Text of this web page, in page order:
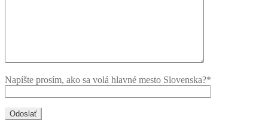
Napíšte prosím, ako sa volá hlavné mesto Slovenska?*